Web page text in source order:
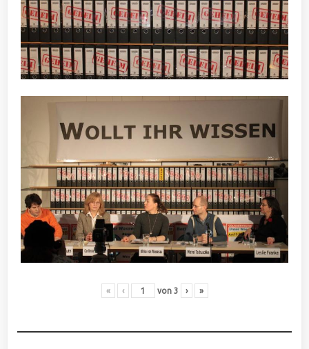
« ‹ von 3 › »